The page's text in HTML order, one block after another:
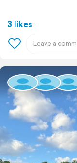
3 likes